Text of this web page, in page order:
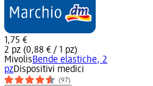
1,75 €
2 pz (0,88 € / 1 pz)
MivolisBende elastiche, 2
pzDispositivi medici
(97)